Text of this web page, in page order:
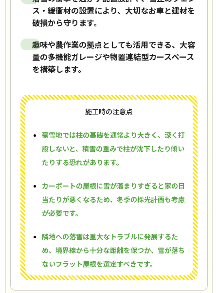
ス・緩衝材の設置により、大切なお車と建材を
破損から守ります。
趣味や農作業の拠点としても活用できる、大容
量の多機能ガレージや物置連結型カースペース
を構築します。
施工時の注意点
豪雪地では柱の基礎を通常より大きく、深く打
設しないと、積雪の重みで柱が沈下したり傾い
たりする恐れがあります。
カーポートの屋根に雪が溜まりすぎると家の日
当たりが悪くなるため、冬季の採光計画も考慮
が必要です。
隣地への落雪は重大なトラブルに発展するた
め、境界線から十分な距離を保つか、雪が落ち
ないフラット屋根を選定すべきです。